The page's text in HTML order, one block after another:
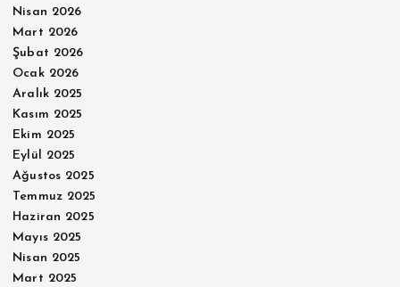
Nisan 2026
Mart 2026
Şubat 2026
Ocak 2026
Aralık 2025
Kasım 2025
Ekim 2025
Eylül 2025
Ağustos 2025
Temmuz 2025
Haziran 2025
Mayıs 2025
Nisan 2025
Mart 2025